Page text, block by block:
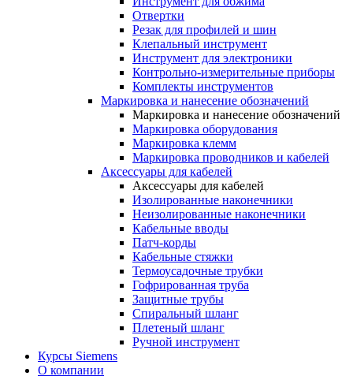
Отвертки
Резак для профилей и шин
Клепальный инструмент
Инструмент для электроники
Контрольно-измерительные приборы
Комплекты инструментов
Маркировка и нанесение обозначений
Маркировка и нанесение обозначений
Маркировка оборудования
Маркировка клемм
Маркировка проводников и кабелей
Аксессуары для кабелей
Аксессуары для кабелей
Изолированные наконечники
Неизолированные наконечники
Кабельные вводы
Патч-корды
Кабельные стяжки
Термоусадочные трубки
Гофрированная труба
Защитные трубы
Спиральный шланг
Плетеный шланг
Ручной инструмент
Курсы Siemens
О компании